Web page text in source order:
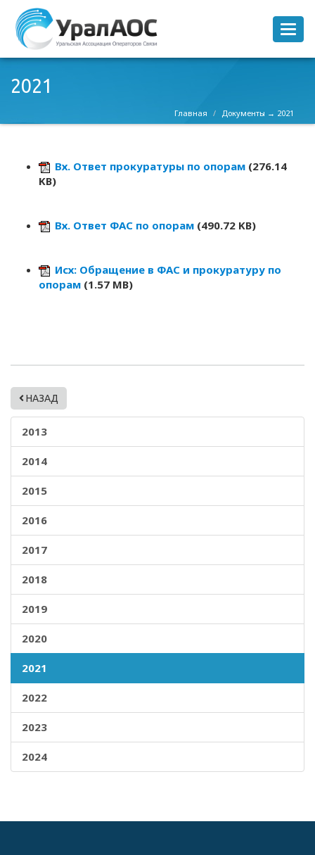
2021
Главная Документы → 2021
Вх. Ответ прокуратуры по опорам (276.14
KB)
Вх. Ответ ФАС по опорам (490.72 KB)
Исх: Обращение в ФАС и прокуратуру по
опорам (1.57 MB)
НАЗАД
2013
2014
2015
2016
2017
2018
2019
2020
2021
2022
2023
2024